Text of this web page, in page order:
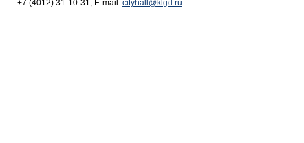
+7 (4012) 31-10-31, E-mail: cityhall@klgd.ru